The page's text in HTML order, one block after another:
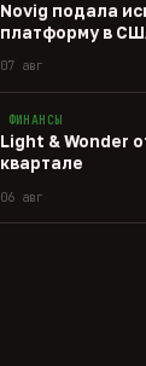
Novig подала
платформу в
07 авг
ФИНАНСЫ
Light & Wonder
квартале
06 авг